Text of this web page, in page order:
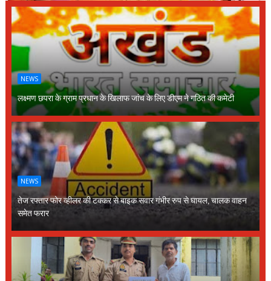
NEWS
लक्ष्मण छपरा के ग्राम प्रधान के खिलाफ जांच के लिए डीएम ने गठित की कमेटी
NEWS
तेज रफ्तार फोर व्हीलर की टक्कर से बाइक सवार गंभीर रुप से घायल, चालक वाहन
समेत फरार